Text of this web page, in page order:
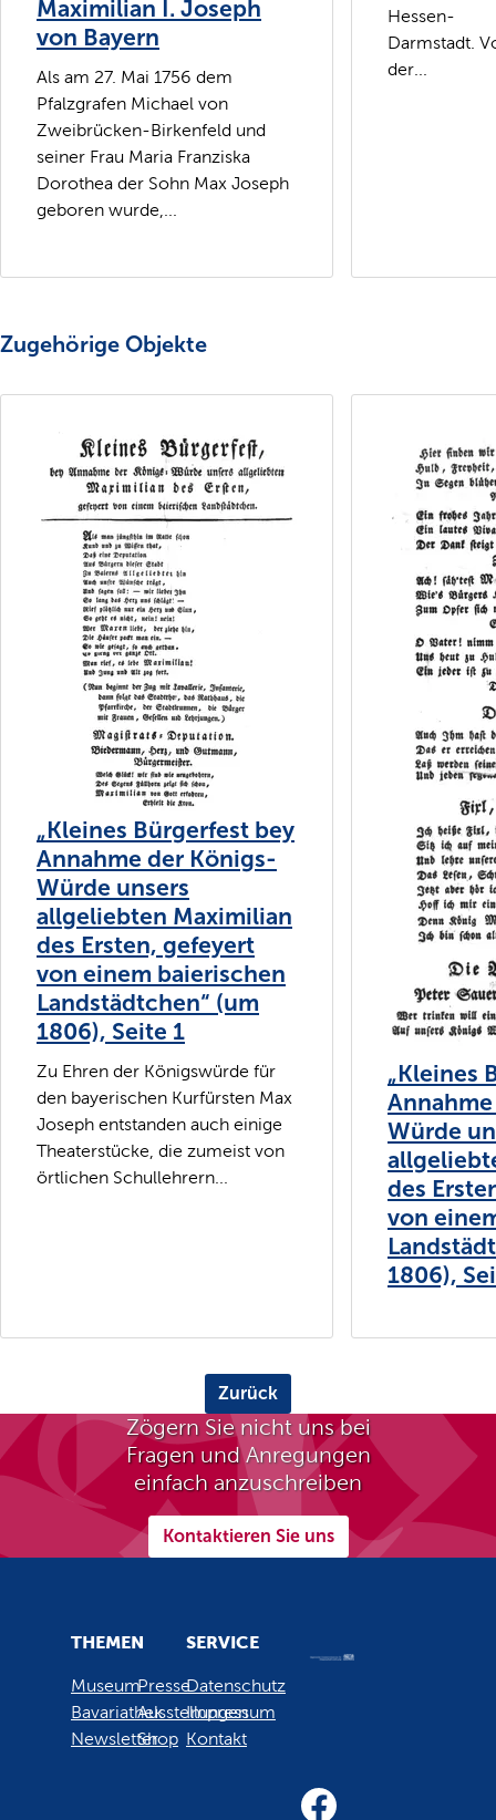
Maximilian I. Joseph
von Bayern
Als am 27. Mai 1756 dem
Pfalzgrafen Michael von
Zweibrücken-Birkenfeld und
seiner Frau Maria Franziska
Dorothea der Sohn Max Joseph
geboren wurde,...
Hessen-
Darmstadt.
der...
Zugehörige Objekte
„Kleines Bürgerfest bey
Annahme der Königs-
Würde unsers
allgeliebten Maximilian
des Ersten, gefeyert
von einem baierischen
Landstädtchen“ (um
1806), Seite 1
Zu Ehren der Königswürde für
den bayerischen Kurfürsten Max
Joseph entstanden auch einige
Theaterstücke, die zumeist von
örtlichen Schullehrern...
„Kleines
Würde
des
von
1806),
Zurück
Zögern Sie nicht uns bei
Fragen und Anregungen
einfach anzuschreiben
Kontaktieren Sie uns
THEMEN
Museum
Bavariathek
Newsletter
Presse
Ausstellungen
Shop
SERVICE
Datenschutz
Impressum
Kontakt